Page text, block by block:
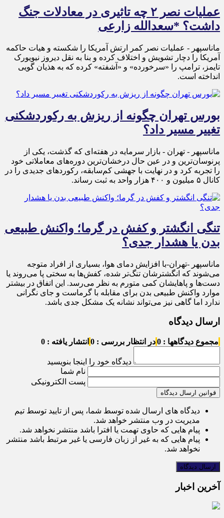
عملیات نصر ۲ چه تاثیری در معادلات جنگ
داشت؟ *سعدالله زارعی
ماناسپهر - عملیات نصر کمر ارتش آمریکا را شکسته و هیات حاکمه
آمریکا را دچار تشویش و اختلاف کرده و بنا به نقل دیروز نیویورک
تایمز، ترامپ را «سرخورده» و «آشفته» کرده که به هذیان گویی
انداخته است.
بورس تهران چگونه از ریزش به رکوردشکنی
تغییر مسیر داد؟
ماناسپهر - تهران - بازار سرمایه در هفته‌ای که گذشت، یکی از
پرنوسان‌ترین و در عین حال درخشان‌ترین دوره‌های معاملاتی خود
را تجربه کرد و در نهایت با جهشی کم‌سابقه، رکوردهای جدیدی را در
کانال ۵ میلیون و ۴۰۰ هزار واحد به ثبت رساند.
تنگی انگشتر و کفش در گرما؛ واکنش طبیعی
بدن یا هشدار جدی؟
ماناسپهر -تهران-با افزایش دمای هوا، بسیاری از افراد متوجه
می‌شوند که انگشترشان تنگ‌تر شده، کفش‌ها به سختی پا می‌روند یا
دست‌ها و پاهایشان کمی متورم به نظر می‌رسد. این اتفاق در بیشتر
موارد واکنش طبیعی بدن برای مقابله با گرماست و جای نگرانی
ندارد اما گاهی نیز می‌تواند نشانه یک مشکل جدی باشد.
ارسال دیدگاه
مجموع دیدگاهها : 0 در انتظار بررسی : 0 انتشار یافته : 0
دیدگاه خود را اینجا بنویسید
نام شما
پست الکترونیکی
قوانین ارسال دیدگاه
دیدگاه های ارسال شده توسط شما، پس از تایید توسط تیم
مدیریت در وب منتشر خواهد شد.
پیام هایی که حاوی تهمت یا افترا باشد منتشر نخواهد شد.
پیام هایی که به غیر از زبان فارسی یا غیر مرتبط باشد منتشر
نخواهد شد.
آخرین اخبار